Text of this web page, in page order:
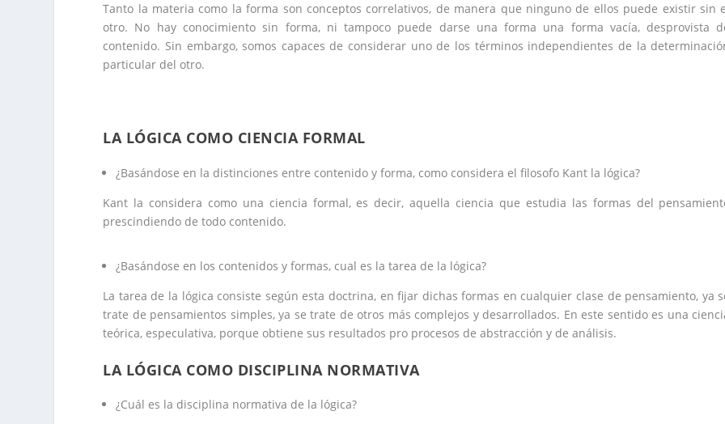
Tanto la materia como la forma son conceptos correlativos, de manera que ninguno de ellos puede existir sin
otro. No hay conocimiento sin forma, ni tampoco puede darse una forma una forma vacía, desprovista
contenido. Sin embargo, somos capaces de considerar uno de los términos independientes de la
particular del otro.
LA LÓGICA COMO CIENCIA FORMAL
¿Basándose en la distinciones entre contenido y forma, como considera el filosofo Kant la lógica?
Kant la considera como una ciencia formal, es decir, aquella ciencia que estudia las formas del
prescindiendo de todo contenido.
¿Basándose en los contenidos y formas, cual es la tarea de la lógica?
La tarea de la lógica consiste según esta doctrina, en fijar dichas formas en cualquier clase de pensamiento, ya
trate de pensamientos simples, ya se trate de otros más complejos y desarrollados. En este sentido es una
teórica, especulativa, porque obtiene sus resultados pro procesos de abstracción y de análisis.
LA LÓGICA COMO DISCIPLINA NORMATIVA
¿Cuál es la disciplina normativa de la lógica?